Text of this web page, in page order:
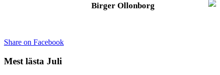
Birger Ollonborg
Share on Facebook
Mest lästa Juli